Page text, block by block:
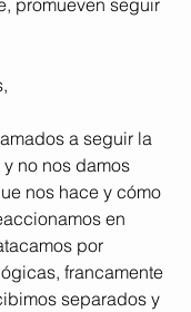
promueven seguir
a seguir la
no nos damos
nos hace y cómo
en
por
francamente
separados y